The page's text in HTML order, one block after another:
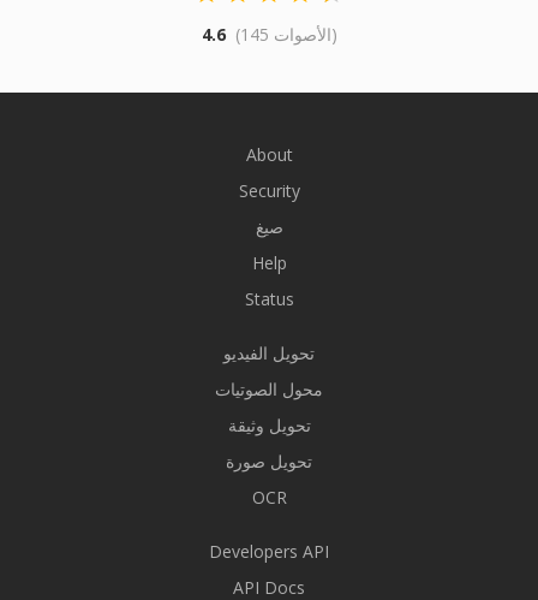
4.6 (145 الأصوات)
About
Security
صيغ
Help
Status
تحويل الفيديو
محول الصوتيات
تحويل وثيقة
تحويل صورة
OCR
Developers API
API Docs